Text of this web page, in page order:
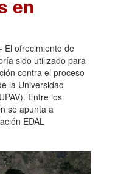
en
El ofrecimiento de
sido utilizado para
contra el proceso
la Universidad
Entre los
se apunta a
EDAL